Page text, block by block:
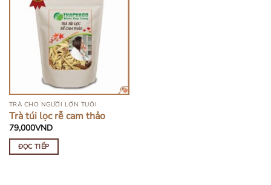
HẾT HÀNG
TRÀ CHO NGƯỜI LỚN TUỔI
Trà túi lọc rễ cam thảo
79,000VND
ĐỌC TIẾP